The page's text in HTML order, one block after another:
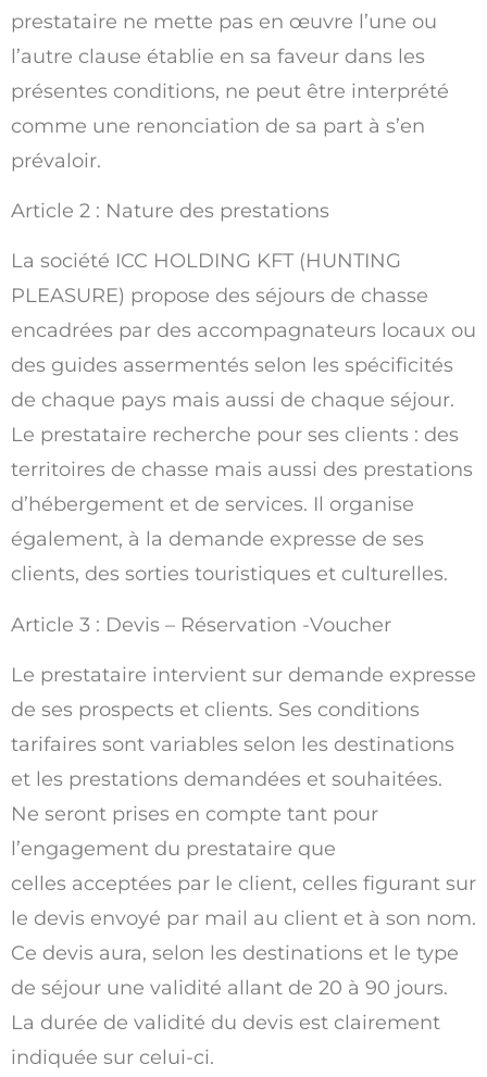
prestataire ne mette pas en œuvre l’une ou
l’autre clause établie en sa faveur dans les
présentes conditions, ne peut être interprété
comme une renonciation de sa part à s’en
prévaloir.
Article 2 : Nature des prestations
La société ICC HOLDING KFT (HUNTING
PLEASURE) propose des séjours de chasse
encadrées par des accompagnateurs locaux ou
des guides assermentés selon les spécificités
de chaque pays mais aussi de chaque séjour.
Le prestataire recherche pour ses clients : des
territoires de chasse mais aussi des prestations
d’hébergement et de services. Il organise
également, à la demande expresse de ses
clients, des sorties touristiques et culturelles.
Article 3 : Devis – Réservation -Voucher
Le prestataire intervient sur demande expresse
de ses prospects et clients. Ses conditions
tarifaires sont variables selon les destinations
et les prestations demandées et souhaitées.
Ne seront prises en compte tant pour
l’engagement du prestataire que
celles acceptées par le client, celles figurant sur
le devis envoyé par mail au client et à son nom.
Ce devis aura, selon les destinations et le type
de séjour une validité allant de 20 à 90 jours.
La durée de validité du devis est clairement
indiquée sur celui-ci.